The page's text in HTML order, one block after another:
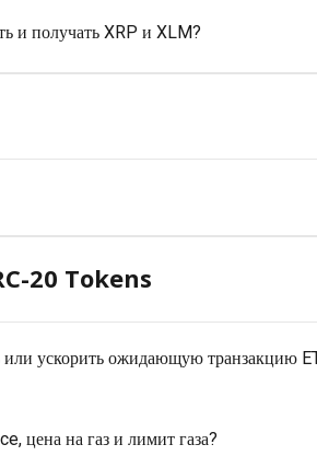
и получать XRP и XLM?
20 Tokens
или ускорить ожидающую транзакцию
цена на газ и лимит газа?